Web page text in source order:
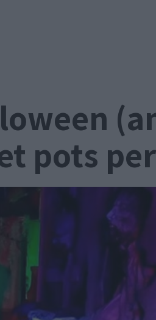
pots